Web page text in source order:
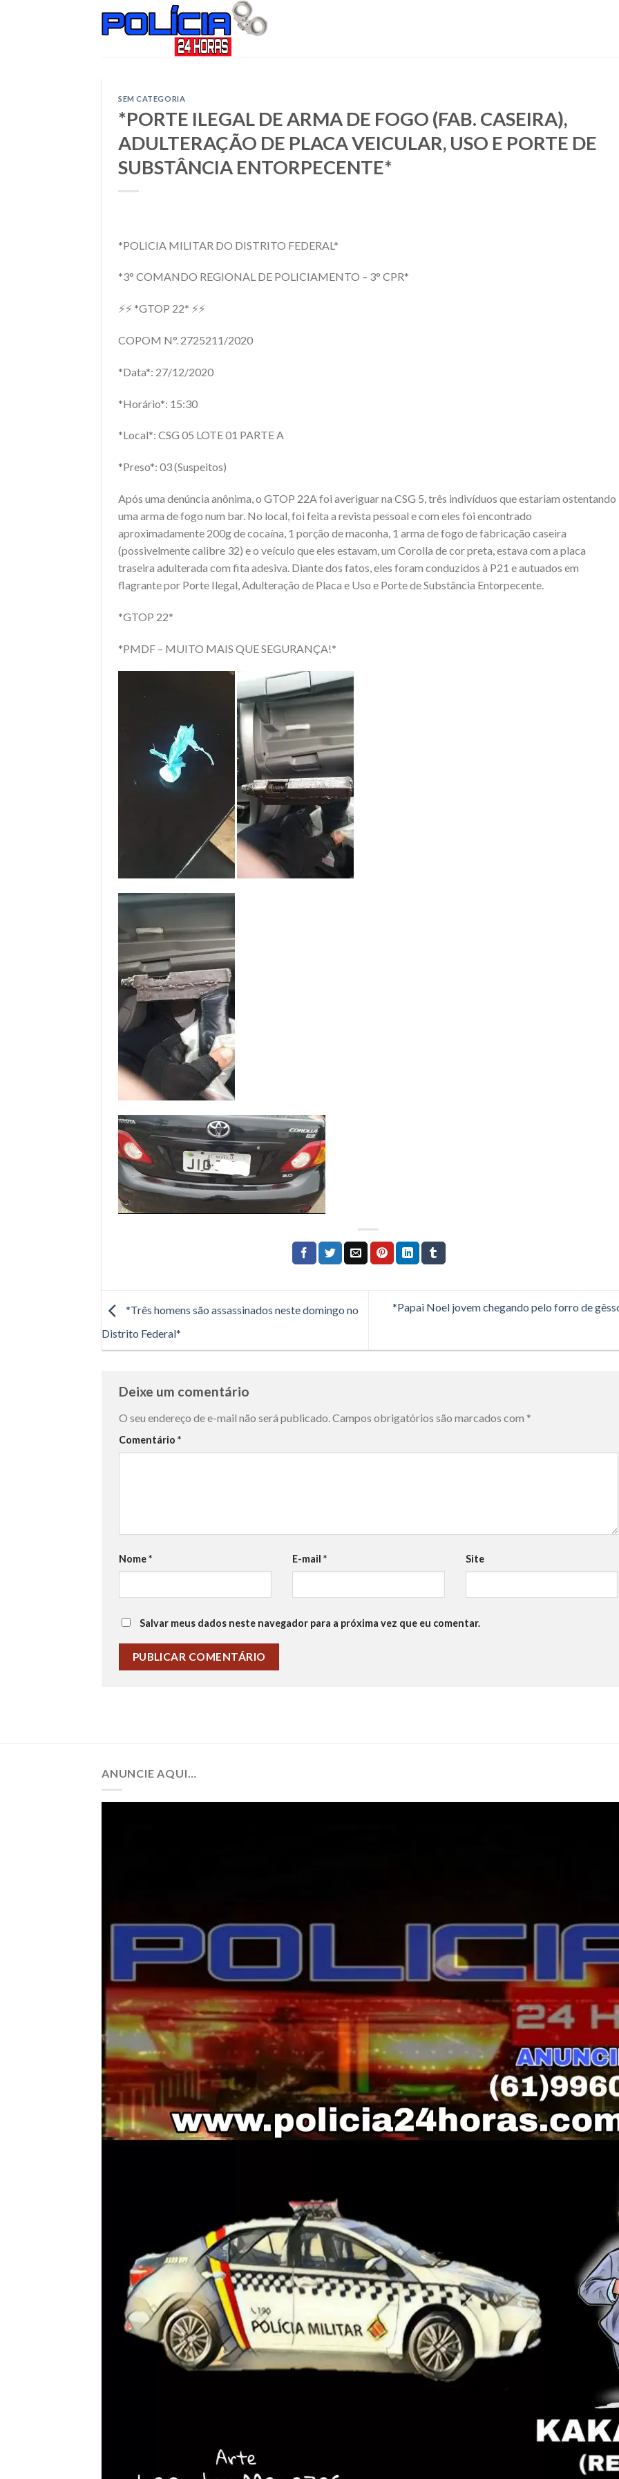
SEM CATEGORIA
*PORTE ILEGAL DE ARMA DE FOGO (FAB. CASEIRA),
ADULTERAÇÃO DE PLACA VEICULAR, USO E PORTE DE
SUBSTÂNCIA ENTORPECENTE*
*POLICIA MILITAR DO DISTRITO FEDERAL*
*3° COMANDO REGIONAL DE POLICIAMENTO – 3° CPR*
⚡⚡ *GTOP 22* ⚡⚡
COPOM N°. 2725211/2020
*Data*: 27/12/2020
*Horário*: 15:30
*Local*: CSG 05 LOTE 01 PARTE A
*Preso*: 03 (Suspeitos)
Após uma denúncia anônima, o GTOP 22A foi averiguar na CSG 5, três indivíduos que estariam ostentando
uma arma de fogo num bar. No local, foi feita a revista pessoal e com eles foi encontrado
aproximadamente 200g de cocaína, 1 porção de maconha, 1 arma de fogo de fabricação caseira
(possivelmente calibre 32) e o veículo que eles estavam, um Corolla de cor preta, estava com a placa
traseira adulterada com fita adesiva. Diante dos fatos, eles foram conduzidos à P21 e autuados em
flagrante por Porte Ilegal, Adulteração de Placa e Uso e Porte de Substância Entorpecente.
*GTOP 22*
*PMDF – MUITO MAIS QUE SEGURANÇA!*
*Três homens são assassinados neste domingo no
Distrito Federal*
*Papai Noel jovem chegando pelo forro de
Deixe um comentário
O seu endereço de e-mail não será publicado.Campos obrigatórios são marcados com *
Comentário *
Nome* E-mail * Site
Salvar meus dados neste navegador para a próxima vez que eu comentar.
ANUNCIE AQUI…